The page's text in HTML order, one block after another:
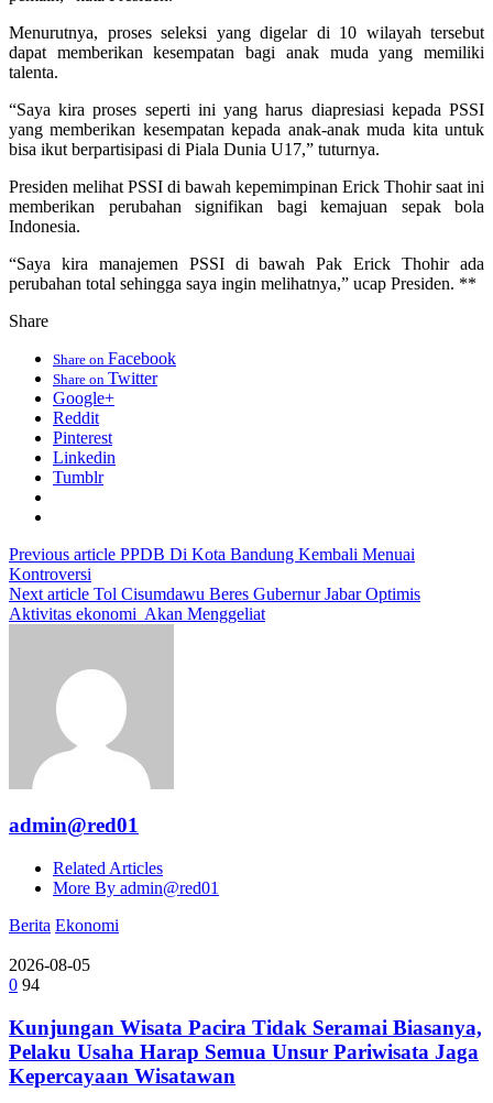
Menurutnya, proses seleksi yang digelar di 10 wilayah tersebut
dapat memberikan kesempatan bagi anak muda yang memiliki
talenta.
“Saya kira proses seperti ini yang harus diapresiasi kepada PSSI
yang memberikan kesempatan kepada anak-anak muda kita untuk
bisa ikut berpartisipasi di Piala Dunia U17,” tuturnya.
Presiden melihat PSSI di bawah kepemimpinan Erick Thohir saat ini
memberikan perubahan signifikan bagi kemajuan sepak bola
Indonesia.
“Saya kira manajemen PSSI di bawah Pak Erick Thohir ada
perubahan total sehingga saya ingin melihatnya,” ucap Presiden. **
Share
Share on Facebook
Share on Twitter
Google+
Reddit
Pinterest
Linkedin
Tumblr
Previous article PPDB Di Kota Bandung Kembali Menuai
Kontroversi
Next article Tol Cisumdawu Beres Gubernur Jabar Optimis
Aktivitas ekonomi Akan Menggeliat
admin@red01
Related Articles
More By admin@red01
Berita Ekonomi
2026-08-05
0 94
Kunjungan Wisata Pacira Tidak Seramai Biasanya,
Pelaku Usaha Harap Semua Unsur Pariwisata Jaga
Kepercayaan Wisatawan